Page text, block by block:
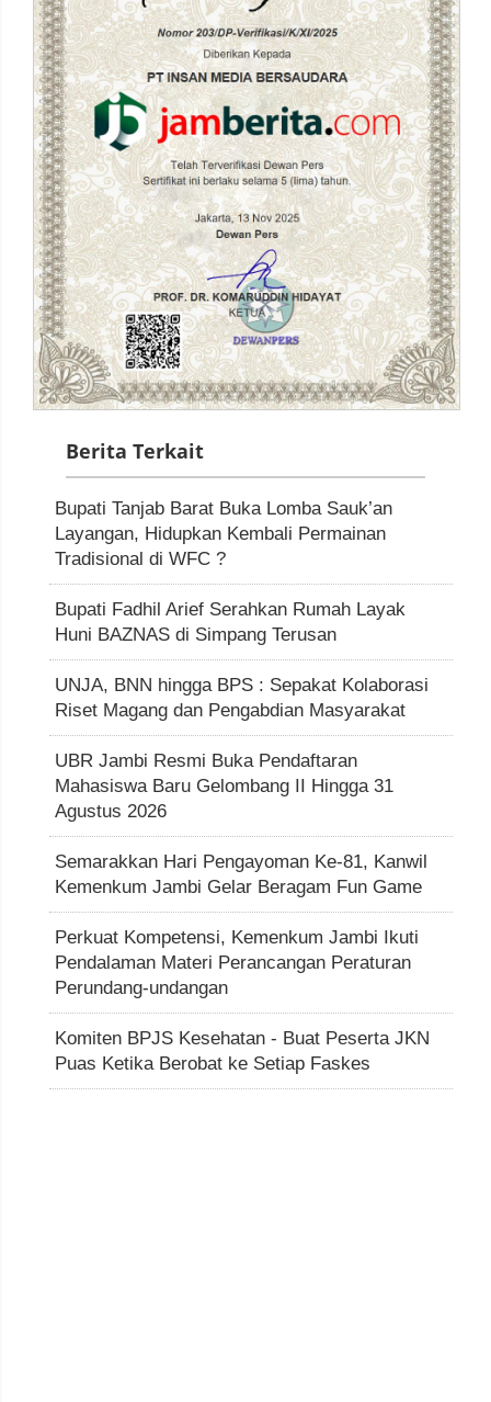
Berita Terkait
Bupati Tanjab Barat Buka Lomba Sauk’an
Layangan, Hidupkan Kembali Permainan
Tradisional di WFC ?
Bupati Fadhil Arief Serahkan Rumah Layak
Huni BAZNAS di Simpang Terusan
UNJA, BNN hingga BPS : Sepakat Kolaborasi
Riset Magang dan Pengabdian Masyarakat
UBR Jambi Resmi Buka Pendaftaran
Mahasiswa Baru Gelombang II Hingga 31
Agustus 2026
Semarakkan Hari Pengayoman Ke-81, Kanwil
Kemenkum Jambi Gelar Beragam Fun Game
Perkuat Kompetensi, Kemenkum Jambi Ikuti
Pendalaman Materi Perancangan Peraturan
Perundang-undangan
Komiten BPJS Kesehatan - Buat Peserta JKN
Puas Ketika Berobat ke Setiap Faskes